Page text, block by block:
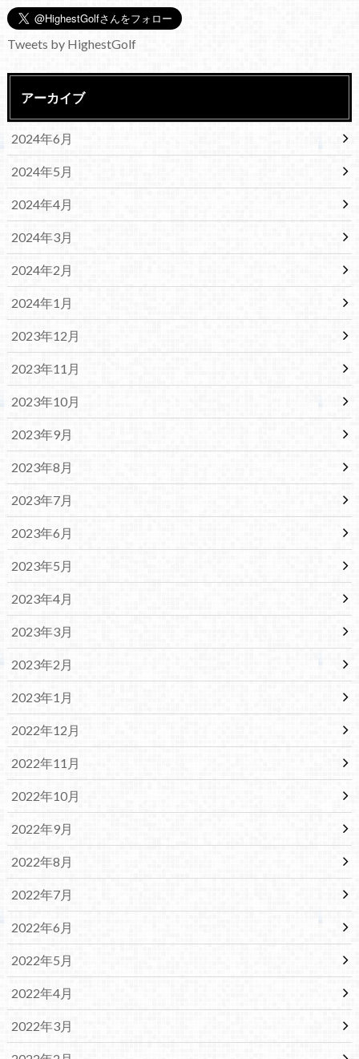
Tweets by HighestGolf
アーカイブ
2024年6月
2024年5月
2024年4月
2024年3月
2024年2月
2024年1月
2023年12月
2023年11月
2023年10月
2023年9月
2023年8月
2023年7月
2023年6月
2023年5月
2023年4月
2023年3月
2023年2月
2023年1月
2022年12月
2022年11月
2022年10月
2022年9月
2022年8月
2022年7月
2022年6月
2022年5月
2022年4月
2022年3月